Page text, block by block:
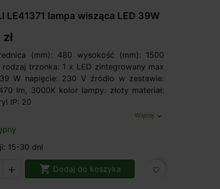
LE41371 lampa wisząca LED 39W
(mm): 480 wysokość (mm): 1500
rodzaj trzonka: 1 x LED zintegrowany max
W napięcie: 230 V źródło w zestawie:
lm, 3000K kolor lampy: złoty materiał:
IP: 20
Więcej expand_more
15-30 dni
  Dodaj do koszyka favorite_border